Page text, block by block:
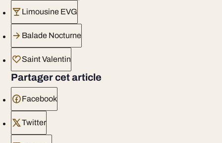
Limousine EVG
Balade Nocturne
Saint Valentin
Partager cet article
Facebook
Twitter